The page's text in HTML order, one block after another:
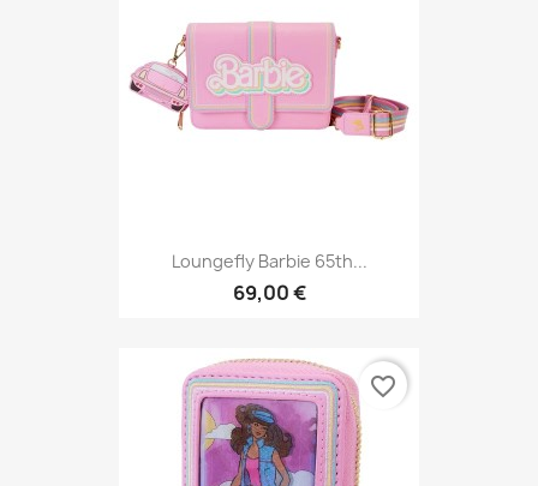
Loungefly Barbie 65th...
69,00 €
favorite_border